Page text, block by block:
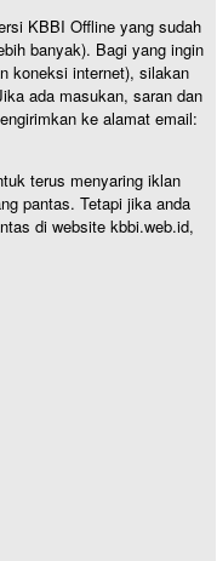
KBBI Offline yang sudah
banyak). Bagi yang ingin
koneksi internet), silakan
ada masukan, saran dan
ke alamat email:
terus menyaring iklan
pantas. Tetapi jika anda
di website kbbi.web.id,